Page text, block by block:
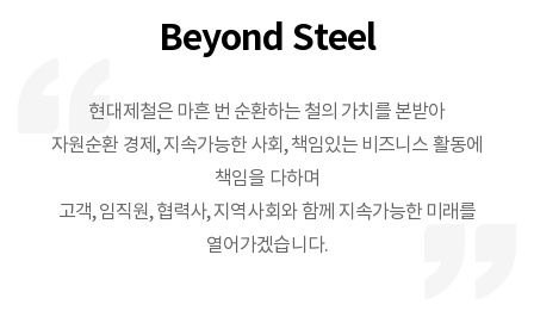
Beyond Steel
현대제철은 마흔 번 순환하는 철의 가치를 본받아
자원순환 경제, 지속가능한 사회, 책임있는 비즈니스 활동에
책임을 다하며
고객, 임직원, 협력사, 지역사회와 함께 지속가능한 미래를
열어가겠습니다.